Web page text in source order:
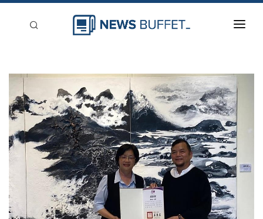
新聞稿分類
登入
刊登